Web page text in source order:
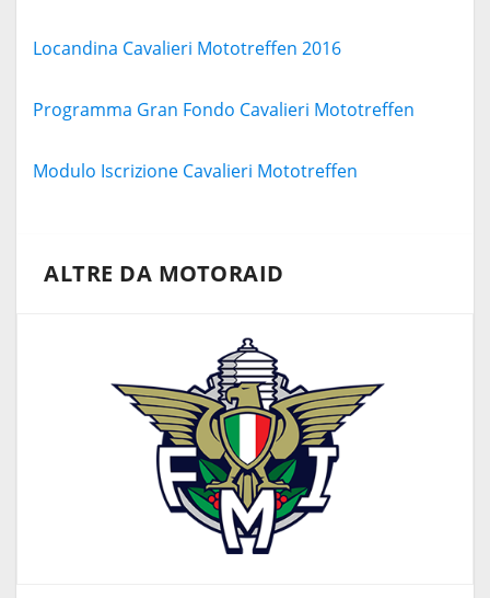
Locandina Cavalieri Mototreffen 2016
Programma Gran Fondo Cavalieri Mototreffen
Modulo Iscrizione Cavalieri Mototreffen
ALTRE DA MOTORAID